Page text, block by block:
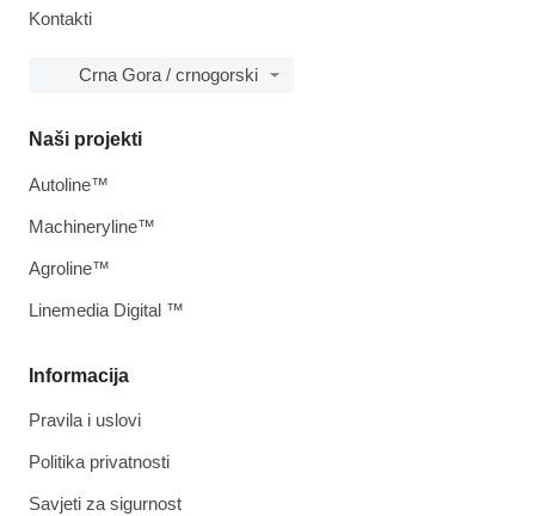
Kontakti
Crna Gora / crnogorski
Informacija
Pravila i uslovi
Politika privatnosti
Savjeti za sigurnost
Naši projekti
Autoline™
Machineryline™
Agroline™
Linemedia Digital ™